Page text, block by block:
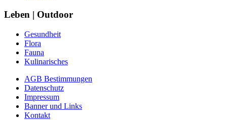
Leben | Outdoor
Gesundheit
Flora
Fauna
Kulinarisches
AGB Bestimmungen
Datenschutz
Impressum
Banner und Links
Kontakt